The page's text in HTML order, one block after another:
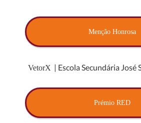
Menção Honrosa
VetorX | Escola Secundária José
Prémio RED